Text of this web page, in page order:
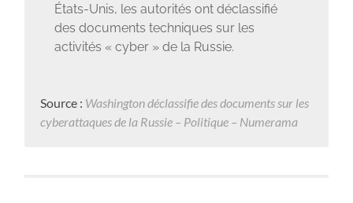
États-Unis, les autorités ont déclassifié
des documents techniques sur les
activités « cyber » de la Russie.
Source : Washington déclassifie des documents sur les
cyberattaques de la Russie – Politique – Numerama